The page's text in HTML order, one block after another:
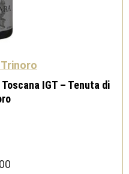
IGT – Tenuta di